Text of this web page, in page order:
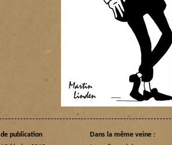
publication
Dans la même veine :